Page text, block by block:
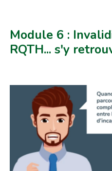
Module 6 :
RQTH... s'y